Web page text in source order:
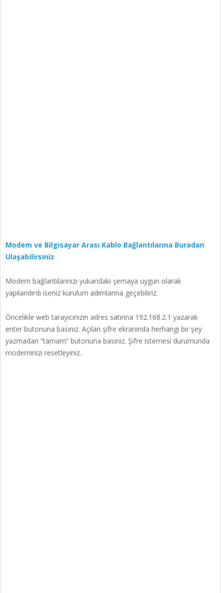
Modem ve Bilgisayar Arası Kablo Bağlantılarına Buradan
Ulaşabilirsiniz
Modem bağlantılarınızı yukarıdaki şemaya uygun olarak
yapılandırdı iseniz kurulum adımlarına geçebiliriz.
Öncelikle web tarayıcınızın adres satırına 192.168.2.1 yazarak
enter butonuna basınız. Açılan şifre ekranında herhangi bir şey
yazmadan “tamam” butonuna basınız. Şifre istemesi durumunda
modeminizi resetleyiniz.